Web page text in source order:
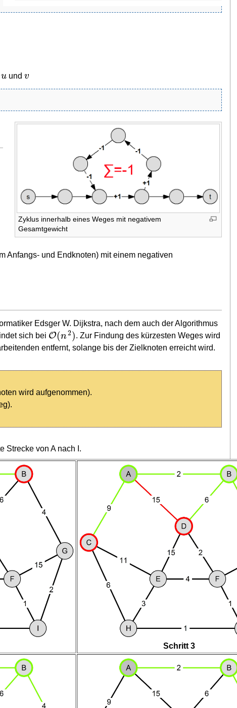
u undv
Zyklus innerhalb eines Weges mit negativem
Gesamtgewicht
Anfangs- und Endknoten) mit einem negativen
Edsger W. Dijkstra, nach dem auch der Algorithmus
sich bei O(n2). Zur Findung des kürzesten Weges wird
entfernt, solange bis der Zielknoten erreicht wird.
wird aufgenommen).
Strecke von A nach I.
Schritt 3